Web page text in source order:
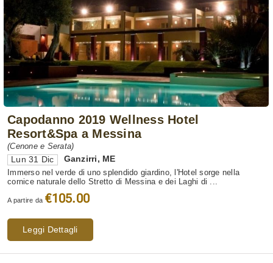
Capodanno 2019 Wellness Hotel
Resort&Spa a Messina
(Cenone e Serata)
Lun 31 Dic Ganzirri , ME
Immerso nel verde di uno splendido giardino, l'Hotel sorge nella
cornice naturale dello Stretto di Messina e dei Laghi di ...
A partire da €105.00
Leggi Dettagli